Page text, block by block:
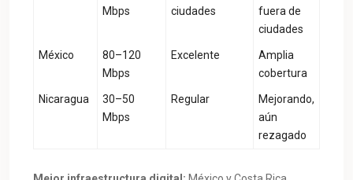
Mbps
ciudades
fuera de
ciudades
México
80–120
Mbps
Excelente
Amplia
cobertura
Nicaragua
30–50
Mbps
Regular
Mejorando,
aún
rezagado